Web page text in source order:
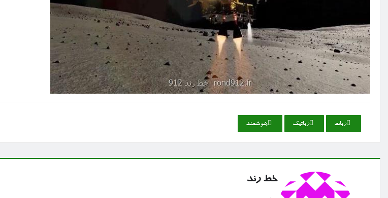
ربات رباتیك هوشمند
خط رند